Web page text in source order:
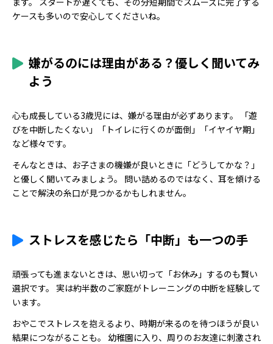
ケースも多いので安心してくださいね。
嫌がるのには理由がある？優しく聞いてみ
よう
心も成長している3歳児には、嫌がる理由が必ずあります。 「遊
びを中断したくない」「トイレに行くのが面倒」「イヤイヤ期」
など様々です。
そんなときは、お子さまの機嫌が良いときに「どうしてかな？」
と優しく聞いてみましょう。 問い詰めるのではなく、耳を傾ける
ことで解決の糸口が見つかるかもしれません。
ストレスを感じたら「中断」も一つの手
頑張っても進まないときは、思い切って「お休み」するのも賢い
選択です。 実は約半数のご家庭がトレーニングの中断を経験して
います。
おやこでストレスを抱えるより、時期が来るのを待つほうが良い
結果につながることも。 幼稚園に入り、周りのお友達に刺激され